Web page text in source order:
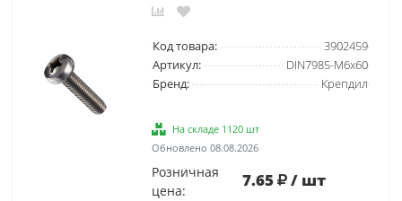
Код товара:
3902459
Артикул:
DIN7985-М6х60
Бренд:
Крепдил
На складе 1120 шт
Обновлено 08.08.2026
Розничная
цена:
7.65 / шт